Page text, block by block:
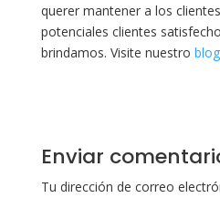
querer mantener a los
potenciales clientes
brindamos. Visite nuestro blog
Enviar
Tu dirección de correo